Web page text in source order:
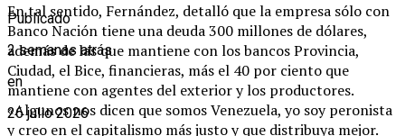
En tal sentido, Fernández, detalló que la empresa sólo con
Banco Nación tiene una deuda 300 millones de dólares,
además de las que mantiene con los bancos Provincia,
Ciudad, el Bice, financieras, más el 40 por ciento que
mantiene con agentes del exterior y los productores.
«Algunos nos dicen que somos Venezuela, yo soy peronista
y creo en el capitalismo más justo y que distribuya mejor.
Publicado
2 semanas atrás
en
26 julio 2026